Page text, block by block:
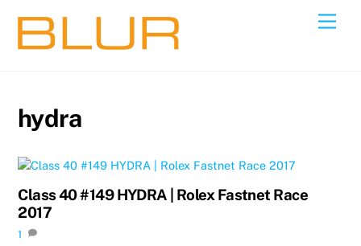
content
hydra
Class 40 #149 HYDRA | Rolex Fastnet Race
2017
1